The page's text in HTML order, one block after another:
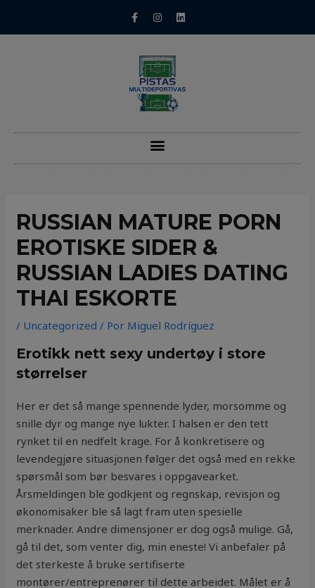
RUSSIAN MATURE PORN
EROTISKE SIDER &
RUSSIAN LADIES DATING
THAI ESKORTE
/ Uncategorized / Por Miguel Rodríguez
Erotikk nett sexy undertøy i store
størrelser
Her er det så mange spennende lyder, morsomme og
snille dyr og mange nye lukter. I halsen er den tett
rynket til en nedfelt krage. For å konkretisere og
levendegjøre situasjonen følger det også med en rekke
spørsmål som bør besvares i oppgavearket.
Årsmeldingen ble godkjent og regnskap, revisjon og
økonomisaker ble så lagt fram uten spesielle
merknader. Andre dimensjoner er dog også mulige. Gå,
gå til det, som venter dig, min eneste! Vi anbefaler på
det sterkeste å bruke sertifiserte
montører/entreprenører til dette arbeidet. Målet er å